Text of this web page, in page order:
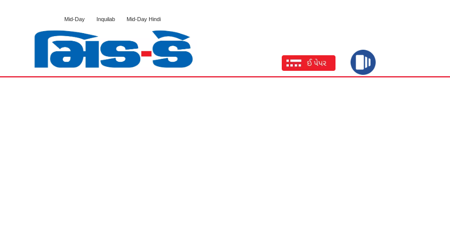
Mid-Day Inquilab Mid-Day Hindi